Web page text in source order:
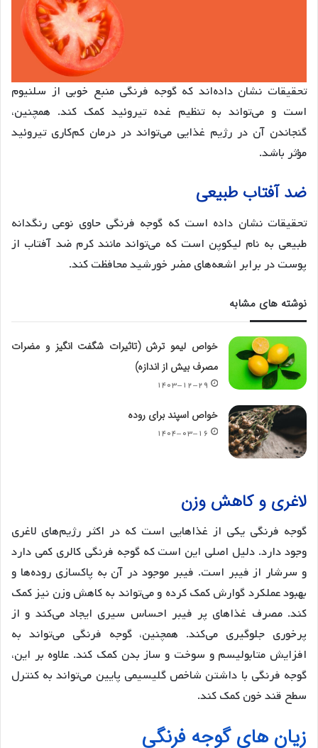
تحقیقات نشان داده‌اند که گوجه فرنگی منبع خوبی از سلنیوم
است و می‌تواند به تنظیم غده تیروئید کمک کند. همچنین،
گنجاندن آن در رژیم غذایی می‌تواند در درمان کم‌کاری تیروئید
مؤثر باشد.
ضد آفتاب طبیعی
تحقیقات نشان داده است که گوجه فرنگی حاوی نوعی رنگدانه
طبیعی به نام لیکوپن است که می‌تواند مانند کرم ضد آفتاب از
پوست در برابر اشعه‌های مضر خورشید محافظت کند.
نوشته های مشابه
خواص لیمو ترش (تاثیرات شگفت انگیز و مضرات
مصرف بیش از اندازه)
۱۴۰۳-۱۲-۲۹
خواص اسپند برای روده
۱۴۰۴-۰۳-۱۶
لاغری و کاهش وزن
گوجه فرنگی یکی از غذاهایی است که در اکثر رژیم‌های لاغری
وجود دارد. دلیل اصلی این است که گوجه فرنگی کالری کمی دارد
و سرشار از فیبر است. فیبر موجود در آن به پاکسازی روده‌ها و
بهبود عملکرد گوارش کمک کرده و می‌تواند به کاهش وزن نیز کمک
کند. مصرف غذاهای پر فیبر احساس سیری ایجاد می‌کند و از
پرخوری جلوگیری می‌کند. همچنین، گوجه فرنگی می‌تواند به
افزایش متابولیسم و سوخت و ساز بدن کمک کند. علاوه بر این،
گوجه فرنگی با داشتن شاخص گلیسیمی پایین می‌تواند به کنترل
سطح قند خون کمک کند.
زیان های گوجه فرنگی